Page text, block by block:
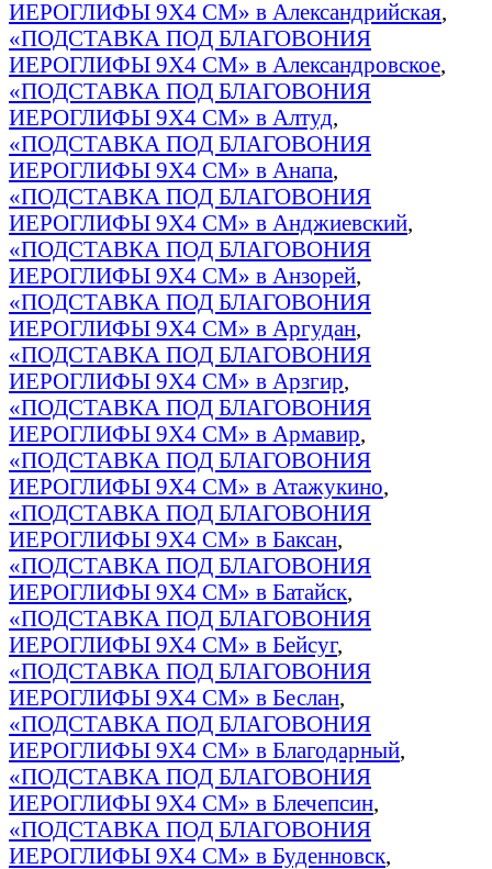
ИЕРОГЛИФЫ 9Х4 СМ» в Александрийская,
«ПОДСТАВКА ПОД БЛАГОВОНИЯ
ИЕРОГЛИФЫ 9Х4 СМ» в Александровское,
«ПОДСТАВКА ПОД БЛАГОВОНИЯ
ИЕРОГЛИФЫ 9Х4 СМ» в Алтуд,
«ПОДСТАВКА ПОД БЛАГОВОНИЯ
ИЕРОГЛИФЫ 9Х4 СМ» в Анапа,
«ПОДСТАВКА ПОД БЛАГОВОНИЯ
ИЕРОГЛИФЫ 9Х4 СМ» в Анджиевский,
«ПОДСТАВКА ПОД БЛАГОВОНИЯ
ИЕРОГЛИФЫ 9Х4 СМ» в Анзорей,
«ПОДСТАВКА ПОД БЛАГОВОНИЯ
ИЕРОГЛИФЫ 9Х4 СМ» в Аргудан,
«ПОДСТАВКА ПОД БЛАГОВОНИЯ
ИЕРОГЛИФЫ 9Х4 СМ» в Арзгир,
«ПОДСТАВКА ПОД БЛАГОВОНИЯ
ИЕРОГЛИФЫ 9Х4 СМ» в Армавир,
«ПОДСТАВКА ПОД БЛАГОВОНИЯ
ИЕРОГЛИФЫ 9Х4 СМ» в Атажукино,
«ПОДСТАВКА ПОД БЛАГОВОНИЯ
ИЕРОГЛИФЫ 9Х4 СМ» в Баксан,
«ПОДСТАВКА ПОД БЛАГОВОНИЯ
ИЕРОГЛИФЫ 9Х4 СМ» в Батайск,
«ПОДСТАВКА ПОД БЛАГОВОНИЯ
ИЕРОГЛИФЫ 9Х4 СМ» в Бейсуг,
«ПОДСТАВКА ПОД БЛАГОВОНИЯ
ИЕРОГЛИФЫ 9Х4 СМ» в Беслан,
«ПОДСТАВКА ПОД БЛАГОВОНИЯ
ИЕРОГЛИФЫ 9Х4 СМ» в Благодарный,
«ПОДСТАВКА ПОД БЛАГОВОНИЯ
ИЕРОГЛИФЫ 9Х4 СМ» в Блечепсин,
«ПОДСТАВКА ПОД БЛАГОВОНИЯ
ИЕРОГЛИФЫ 9Х4 СМ» в Буденновск,